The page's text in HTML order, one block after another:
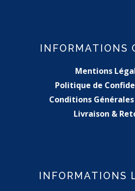
INFORMATIONS
Mentions
Politique de
Conditions
Livraison &
INFORMATIONS